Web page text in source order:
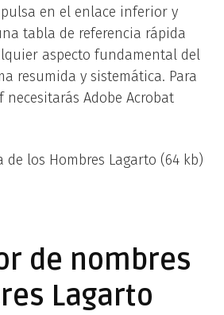
en el enlace inferior y
tabla de referencia rápida
aspecto fundamental del
resumida y sistemática. Para
necesitarás Adobe Acrobat
de los Hombres Lagarto (64 kb)
de nombres
Lagarto